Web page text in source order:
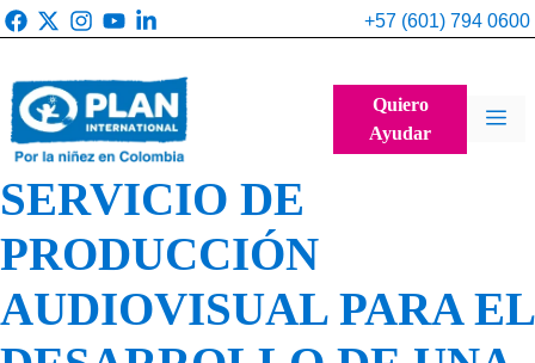
Saltar
al
+57 (601) 794 0600
Quiero
Ayudar
SERVICIO DE
PRODUCCIÓN
AUDIOVISUAL PARA EL